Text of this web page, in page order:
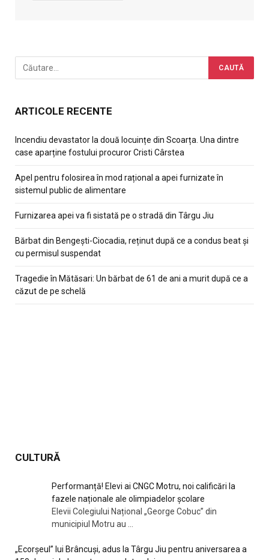
ARTICOLE RECENTE
Incendiu devastator la două locuințe din Scoarța. Una dintre
case aparține fostului procuror Cristi Cârstea
Apel pentru folosirea în mod rațional a apei furnizate în
sistemul public de alimentare
Furnizarea apei va fi sistată pe o stradă din Târgu Jiu
Bărbat din Bengești-Ciocadia, reținut după ce a condus beat și
cu permisul suspendat
Tragedie în Mătăsari: Un bărbat de 61 de ani a murit după ce a
căzut de pe schelă
CULTURĂ
Performanță! Elevi ai CNGC Motru, noi calificări la
fazele naționale ale olimpiadelor școlare
Elevii Colegiului Național „George Cobuc” din
municipiul Motru au
„Ecorșeul” lui Brâncuși, adus la Târgu Jiu pentru aniversarea a